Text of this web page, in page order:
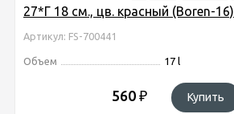
27*Г 18 см., цв. красный (Boren-16)
Артикул: FS-700441
Объем 17 l
560 ₽
Купить